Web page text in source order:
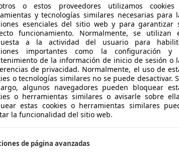
Cross
(110CV)
€ 16.560 Precio
01/2021
o estos proveedores utilizamos
y tecnologías similares necesarias para
esenciales del sitio web y para garantizar
funcionamiento. Normalmente, se utilizan
a la actividad del usuario para
importantes como la configuración y
de la información de inicio de sesión o
de privacidad. Normalmente, el uso de
o tecnologías similares no se puede desactivar.
algunos navegadores pueden bloquear
o herramientas similares o avisarle sobre
estas cookies o herramientas similares
la funcionalidad del sitio web.
de página avanzadas